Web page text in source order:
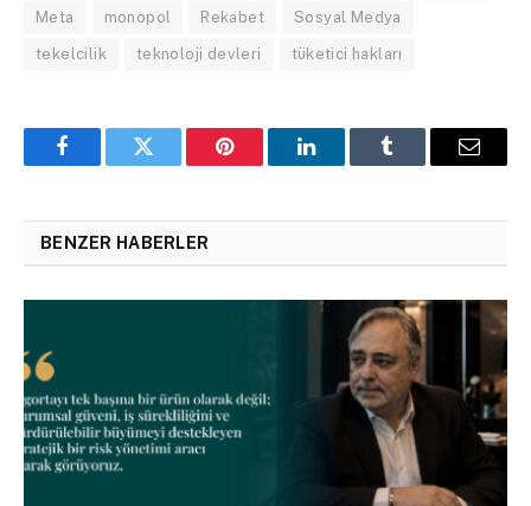
Meta monopol Rekabet Sosyal Medya
tekelcilik teknoloji devleri tüketici hakları
FacebookTwitter Pinterest LinkedInTumblr Email
BENZER HABERLER